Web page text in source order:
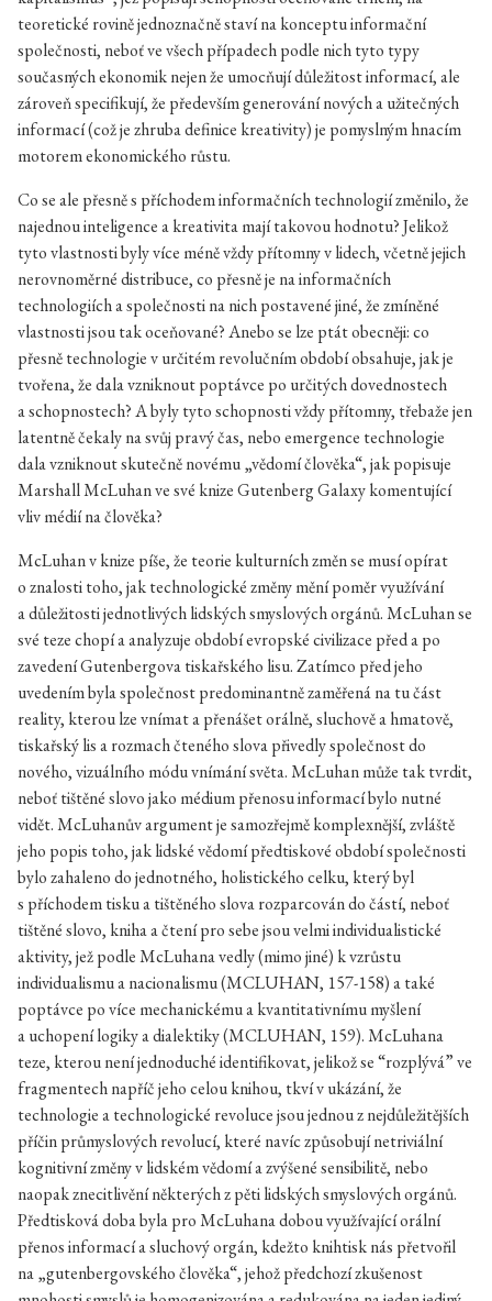
teoretické rovině jednoznačně staví na konceptu informační
společnosti, neboť ve všech případech podle nich tyto typy
současných ekonomik nejen že umocňují důležitost informací, ale
zároveň specifikují, že především generování nových a užitečných
informací (což je zhruba definice kreativity) je pomyslným hnacím
motorem ekonomického růstu.
Co se ale přesně s příchodem informačních technologií změnilo, že
najednou inteligence a kreativita mají takovou hodnotu? Jelikož
tyto vlastnosti byly více méně vždy přítomny v lidech, včetně jejich
nerovnoměrné distribuce, co přesně je na informačních
technologiích a společnosti na nich postavené jiné, že zmíněné
vlastnosti jsou tak oceňované? Anebo se lze ptát obecněji: co
přesně technologie v určitém revolučním období obsahuje, jak je
tvořena, že dala vzniknout poptávce po určitých dovednostech
a schopnostech? A byly tyto schopnosti vždy přítomny, třebaže jen
latentně čekaly na svůj pravý čas, nebo emergence technologie
dala vzniknout skutečně novému „vědomí člověka“, jak popisuje
Marshall McLuhan ve své knize Gutenberg Galaxy komentující
vliv médií na člověka?
McLuhan v knize píše, že teorie kulturních změn se musí opírat
o znalosti toho, jak technologické změny mění poměr využívání
a důležitosti jednotlivých lidských smyslových orgánů. McLuhan se
své teze chopí a analyzuje období evropské civilizace před a po
zavedení Gutenbergova tiskařského lisu. Zatímco před jeho
uvedením byla společnost predominantně zaměřená na tu část
reality, kterou lze vnímat a přenášet orálně, sluchově a hmatově,
tiskařský lis a rozmach čteného slova přivedly společnost do
nového, vizuálního módu vnímání světa. McLuhan může tak tvrdit,
neboť tištěné slovo jako médium přenosu informací bylo nutné
vidět. McLuhanův argument je samozřejmě komplexnější, zvláště
jeho popis toho, jak lidské vědomí předtiskové období společnosti
bylo zahaleno do jednotného, holistického celku, který byl
s příchodem tisku a tištěného slova rozparcován do částí, neboť
tištěné slovo, kniha a čtení pro sebe jsou velmi individualistické
aktivity, jež podle McLuhana vedly (mimo jiné) k vzrůstu
individualismu a nacionalismu (MCLUHAN, 157-158) a také
poptávce po více mechanickému a kvantitativnímu myšlení
a uchopení logiky a dialektiky (MCLUHAN, 159). McLuhana
teze, kterou není jednoduché identifikovat, jelikož se “rozplývá” ve
fragmentech napříč jeho celou knihou, tkví v ukázání, že
technologie a technologické revoluce jsou jednou z nejdůležitějších
příčin průmyslových revolucí, které navíc způsobují netriviální
kognitivní změny v lidském vědomí a zvýšené sensibilitě, nebo
naopak znecitlivění některých z pěti lidských smyslových orgánů.
Předtisková doba byla pro McLuhana dobou využívající orální
přenos informací a sluchový orgán, kdežto knihtisk nás přetvořil
na „gutenbergovského člověka“, jehož předchozí zkušenost